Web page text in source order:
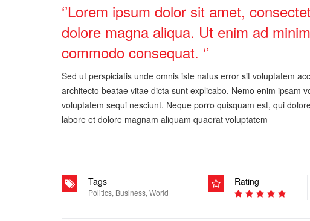
‘’Lorem ipsum dolor sit amet,
dolore magna aliqua. Ut enim ad
commodo consequat. ‘’
Sed ut perspiciatis unde omnis iste natus error sit voluptatem
architecto beatae vitae dicta sunt explicabo. Nemo enim ipsam
voluptatem sequi nesciunt. Neque porro quisquam est, qui
labore et dolore magnam aliquam quaerat voluptatem
Tags
Politics, Business, World
Rating